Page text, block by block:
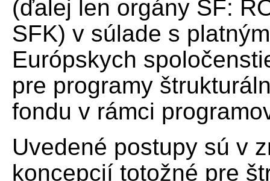
(ďalej len orgány ŠF:
SFK) v súlade s
Európskych
pre programy
fondu v rámci
Uvedené postupy sú v
koncepcií totožné pre